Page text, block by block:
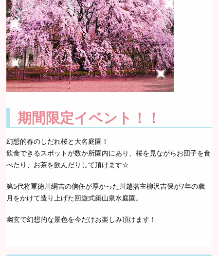
期間限定イベント！！
幻想的春のしだれ桜と大名庭園！
飲食できるスポットが数か所園内にあり、桜を見ながらお団子を食
べたり、お茶を飲んだりして頂けます☆
第5代将軍徳川綱吉の信任が厚かった川越藩主柳沢吉保が7年の歳
月をかけて造り上げた回遊式築山泉水庭園。
幽玄で幻想的な景色を今だけお楽しみ頂けます！